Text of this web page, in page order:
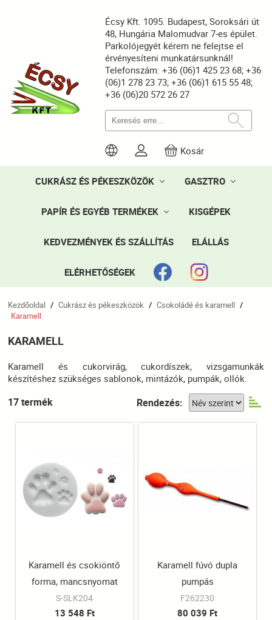
Écsy Kft. 1095. Budapest, Soroksári út
48, Hungária Malomudvar 7-es épület.
Parkolójegyét kérem ne felejtse el
érvényesíteni munkatársunknál!
Telefonszám: +36 (06)1 425 23 68; +36
(06)1 278 23 73; +36 (06)1 615 55 48;
+36 (06)20 572 26 27
Kosár
CUKRÁSZ ÉS PÉKESZKÖZÖK GASZTRO
PAPÍR ÉS EGYÉB TERMÉKEK KISGÉPEK
KEDVEZMÉNYEK ÉS SZÁLLÍTÁS ELÁLLÁS
ELÉRHETŐSÉGEK
Kezdőoldal / Cukrász és pékeszközök / Csokoládé és karamell /
Karamell
KARAMELL
Karamell és cukorvirág, cukordíszek, vizsgamunkák
készítéshez szükséges sablonok, mintázók, pumpák, ollók.
17 termék Rendezés:
Karamell és csokiöntő
forma, mancsnyomat
S-SLK204
13 548 Ft
Karamell fúvó dupla
pumpás
F262230
80 039 Ft